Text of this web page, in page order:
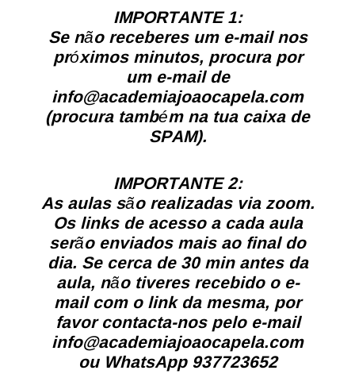
IMPORTANTE 1:
Se não receberes um e-mail nos
próximos minutos, procura por
um e-mail de
info@academiajoaocapela.com
(procura também na tua caixa de
SPAM).
IMPORTANTE 2:
As aulas são realizadas via zoom.
Os links de acesso a cada aula
serão enviados mais ao final do
dia. Se cerca de 30 min antes da
aula, não tiveres recebido o e-
mail com o link da mesma, por
favor contacta-nos pelo e-mail
info@academiajoaocapela.com
ou WhatsApp 937723652